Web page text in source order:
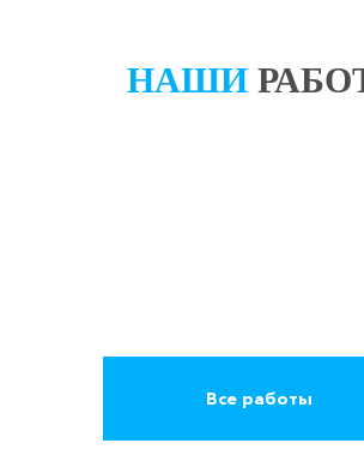
НАШИ
Все работы